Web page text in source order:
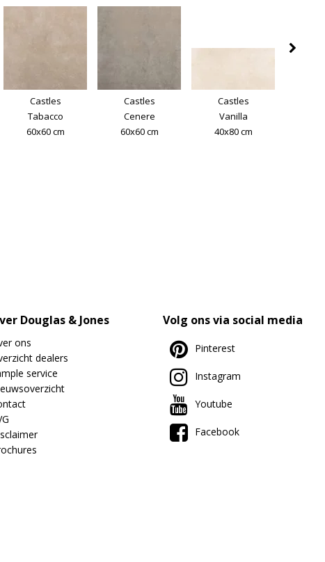
Castles
Tabacco
60x60 cm
Castles
Cenere
60x60 cm
Castles
Vanilla
40x80 cm
Douglas & Jones
ons
dealers
service
Volg ons via social media
Pinterest
Instagram
Youtube
Facebook